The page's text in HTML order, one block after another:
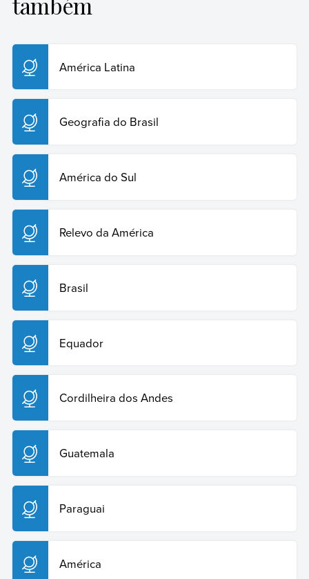
Sposob, Gustavo. Venezuela.
América Latina
Geografia do Brasil
América do Sul
Relevo da América
Brasil
Equador
Cordilheira dos Andes
Guatemala
Paraguai
América